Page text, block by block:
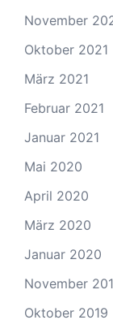
November
Oktober 2021
März 2021
Februar 2021
Januar 2021
Mai 2020
April 2020
März 2020
Januar 2020
November
Oktober 2019